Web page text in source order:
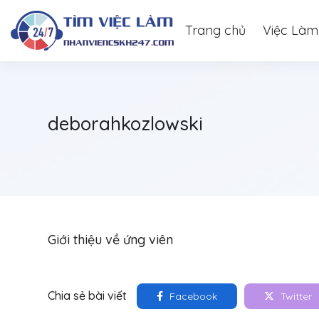
Trang chủ Việc Làm
deborahkozlowski
Giới thiệu về ứng viên
Chia sẻ bài viết Facebook Twitter